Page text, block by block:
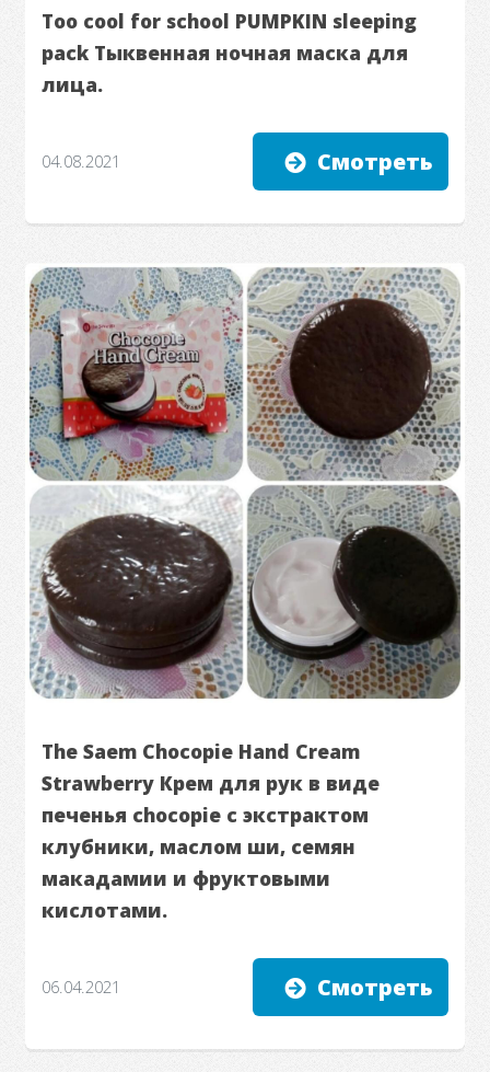
Too cool for school PUMPKIN sleeping
pack Тыквенная ночная маска для
лица.
04.08.2021 Смотреть
The Saem Chocopie Hand Cream
Strawberry Крем для рук в виде
печенья chocopie с экстрактом
клубники, маслом ши, семян
макадамии и фруктовыми
кислотами.
06.04.2021 Смотреть